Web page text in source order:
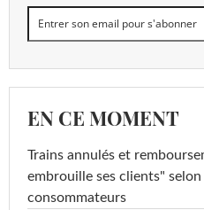
EN CE MOMENT
Trains annulés et
embrouille ses clients"
consommateurs